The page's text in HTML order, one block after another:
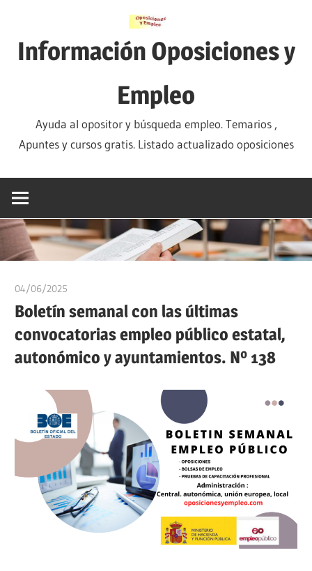
contenido
Información Oposiciones y
Empleo
Ayuda al opositor y búsqueda empleo. Temarios ,
Apuntes y cursos gratis. Listado actualizado oposiciones
04/06/2025
Boletín semanal con las últimas
convocatorias empleo público estatal,
autonómico y ayuntamientos. Nº 138